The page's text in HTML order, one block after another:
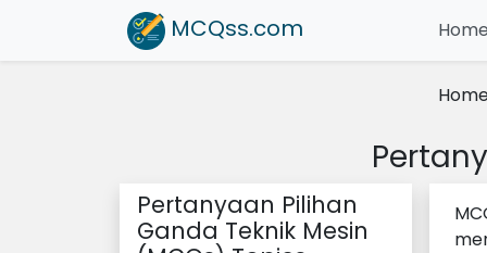
MCQss.com Home
Pertanyaan Pilihan
Ganda Teknik Mesin